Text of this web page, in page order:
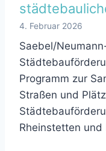
4. Februar 2026
Saebel/
Programm zur
Straßen und
Rheinstetten